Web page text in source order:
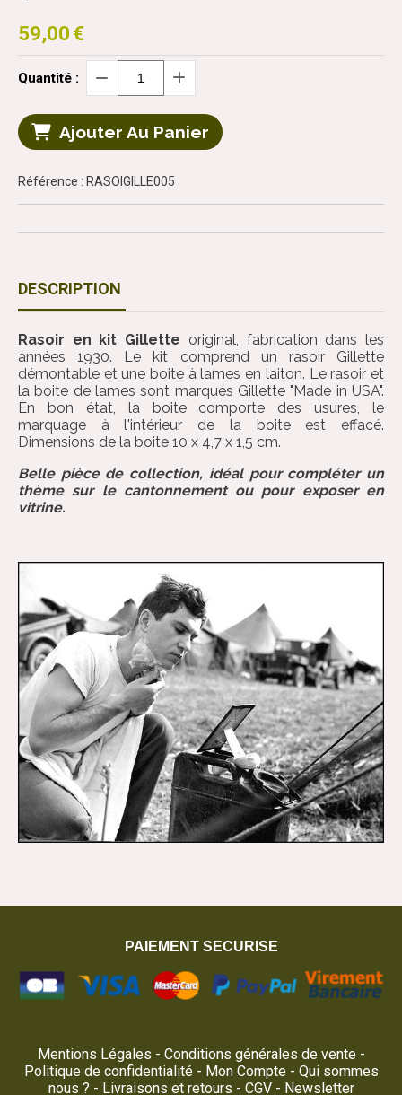
59,00 €
Quantité :
Ajouter Au Panier
Référence : RASOIGILLE005
DESCRIPTION
Rasoir en kit Gillette original, fabrication dans les
années 1930. Le kit comprend un rasoir Gillette
démontable et une boite à lames en laiton. Le rasoir et
la boite de lames sont marqués Gillette "Made in USA".
En bon état, la boite comporte des usures, le
marquage à l'intérieur de la boite est effacé.
Dimensions de la boite 10 x 4,7 x 1,5 cm.
Belle pièce de collection, idéal pour compléter un
thème sur le cantonnement ou pour exposer en
vitrine.
PAIEMENT SECURISE
Mentions Légales
Conditions générales de vente
Politique de confidentialité
Mon Compte
Qui sommes
nous ?
Livraisons et retours CGV Newsletter